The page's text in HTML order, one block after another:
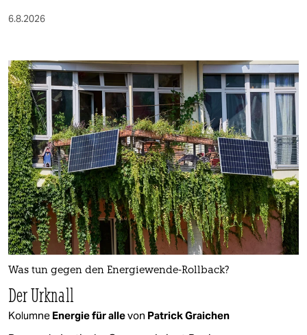
6.8.2026
Was tun gegen den Energiewende-Rollback?
Der Urknall
Kolumne Energie für allevon Patrick Graichen